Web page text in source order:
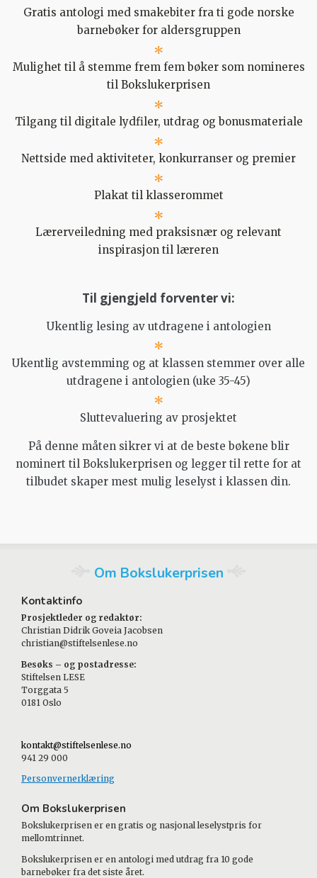
Gratis antologi med smakebiter fra ti gode norske
barnebøker for aldersgruppen
Mulighet til å stemme frem fem bøker som nomineres
til Bokslukerprisen
Tilgang til digitale lydfiler, utdrag og bonusmateriale
Nettside med aktiviteter, konkurranser og premier
Plakat til klasserommet
Lærerveiledning med praksisnær og relevant
inspirasjon til læreren
Til gjengjeld forventer vi:
Ukentlig lesing av utdragene i antologien
Ukentlig avstemming og at klassen stemmer over alle
utdragene i antologien (uke 35-45)
Sluttevaluering av prosjektet
På denne måten sikrer vi at de beste bøkene blir
nominert til Bokslukerprisen og legger til rette for at
tilbudet skaper mest mulig leselyst i klassen din.
Om Bokslukerprisen
Kontaktinfo
Prosjektleder og redaktør:
Christian Didrik Goveia Jacobsen
christian@stiftelsenlese.no
Besøks – og postadresse:
Stiftelsen LESE
Torggata 5
0181 Oslo
kontakt@stiftelsenlese.no
941 29 000
Personvernerklæring
Om Bokslukerprisen
Bokslukerprisen er en gratis og nasjonal leselystpris for
mellomtrinnet.
Bokslukerprisen er en antologi med utdrag fra 10 gode
barnebøker fra det siste året.